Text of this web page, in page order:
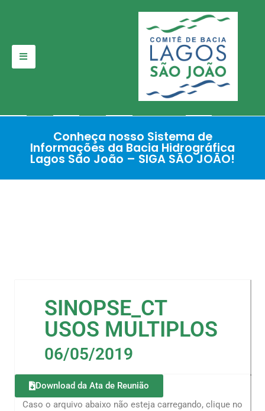
para
Conheça nosso Sistema de
Informações da Bacia Hidrográfica
Lagos São João – SIGA SÃO JOÃO!
SINOPSE_CT
USOS MULTIPLOS
06/05/2019
Download da Ata de Reunião
Caso o arquivo abaixo não esteja carregando, clique no